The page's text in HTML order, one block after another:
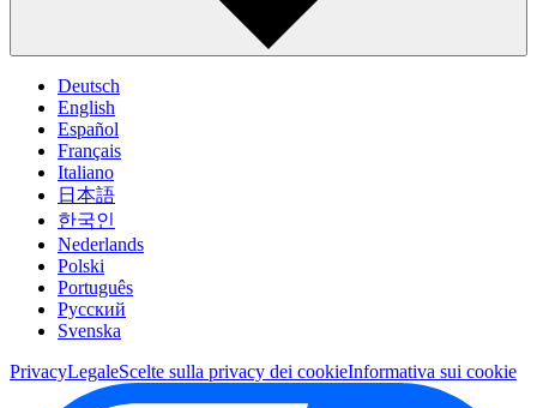
Deutsch
English
Español
Français
Italiano
日本語
한국인
Nederlands
Polski
Português
Pусский
Svenska
PrivacyLegaleScelte sulla privacy dei cookieInformativa sui cookie